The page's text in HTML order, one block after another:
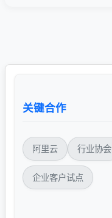
关键合作
阿里云 行业协会
企业客户试点